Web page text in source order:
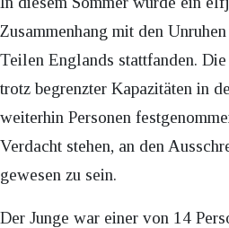
Zusammenhang mit den
Teilen Englands stattfanden.
trotz begrenzter Kapazitäten in
weiterhin Personen
Verdacht stehen, an den
gewesen zu sein.
Der Junge war einer von 14